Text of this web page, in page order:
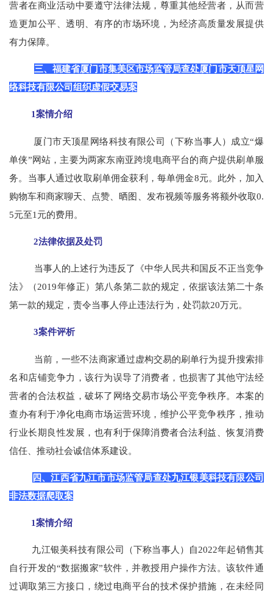
营者在商业活动中要遵守法律法规，尊重其他经营者，从而营
造更加公平、透明、有序的市场环境，为经济高质量发展提供
有力保障。
三、福建省厦门市集美区市场监管局查处厦门市天顶星网
络科技有限公司组织虚假交易案
1案情介绍
厦门市天顶星网络科技有限公司（下称当事人）成立“爆
单侠”网站，主要为两家东南亚跨境电商平台的商户提供刷单服
务。当事人通过收取刷单佣金获利，每单佣金8元。此外，加入
购物车和商家聊天、点赞、晒图、发布视频等服务将额外收取0.
5元至1元的费用。
2法律依据及处罚
当事人的上述行为违反了《中华人民共和国反不正当竞争
法》（2019年修正）第八条第二款的规定，依据该法第二十条
第一款的规定，责令当事人停止违法行为，处罚款20万元。
3案件评析
当前，一些不法商家通过虚构交易的刷单行为提升搜索排
名和店铺竞争力，该行为误导了消费者，也损害了其他守法经
营者的合法权益，破坏了网络交易市场公平竞争秩序。本案的
查办有利于净化电商市场运营环境，维护公平竞争秩序，推动
行业长期良性发展，也有利于保障消费者合法利益、恢复消费
信任、推动社会诚信体系建设。
四、江西省九江市市场监管局查处九江银美科技有限公司
非法数据爬取案
1案情介绍
九江银美科技有限公司（下称当事人）自2022年起销售其
自行开发的“数据搬家”软件，并教授用户操作方法。该软件通
过调取第三方接口，绕过电商平台的技术保护措施，在未经同